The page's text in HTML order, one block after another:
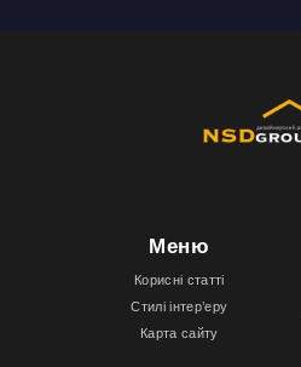
Меню
Корисні статті
Стилі інтер’еру
Карта сайту